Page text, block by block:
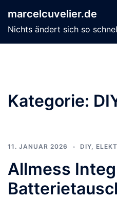
Inhalt
springen
marcelcuvelier.de
Nichts ändert sich so
Kategorie:
11. JANUAR 2026 DIY,
Allmess